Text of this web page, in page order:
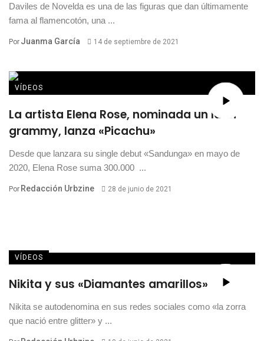
Daviles de Novelda es una de las figuras que dan últimamente
fama al flamencotón, una ...
Por Juanma García 14 de septiembre de 2021
VÍDEOS
La artista Elena Rose, nominada un latin
grammy, lanza «Picachu»
Desde que lanzara su single debut «Sandunga» en mayo de
2020, Elena Rose suma 300.000 ...
Por Redacción Urbzine 28 de junio de 2021
VÍDEOS
Nikita y sus «Diamantes amarillos»
Nikita se autodenomina en sus redes sociales como «la zorra
que nació entre glitter» y ...